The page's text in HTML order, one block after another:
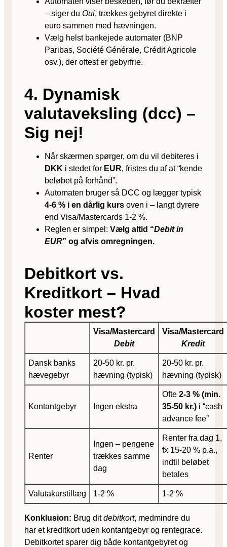
– siger du Oui, trækkes gebyret direkte i
euro sammen med hævningen.
Vælg helst bankejede automater (BNP
Paribas, Société Générale, Crédit Agricole
osv.), der oftest er gebyrfrie.
4. Dynamisk
valutaveksling (dcc) –
Sig nej!
Når skærmen spørger, om du vil debiteres i
DKK i stedet for EUR, fristes du af at “kende
beløbet på forhånd”.
Automaten bruger så DCC og lægger typisk
4-6 % i en dårlig kurs oven i – langt dyrere
end Visa/Mastercards 1-2 %.
Reglen er simpel: Vælg altid “Debit in
EUR” og afvis omregningen.
Debitkort vs.
Kreditkort – Hvad
koster mest?
Visa/Mastercard
Debit
Visa/Mastercard
Kredit
Dansk banks
hævegebyr
20-50 kr. pr.
hævning (typisk)
20-50 kr. pr.
hævning (typisk)
Kontantgebyr Ingen ekstra
Ofte 2-3 % (min.
35-50 kr.) i “cash
advance fee”
Renter
Ingen – pengene
trækkes samme
dag
Renter fra dag 1,
fx 15-20 % p.a.,
indtil beløbet
betales
Valutakurstillæg 1-2 % 1-2 %
Konklusion: Brug ditdebitkort, medmindre du
har et kreditkort uden kontantgebyr og rentegrace.
Debitkortet sparer dig både kontantgebyret og